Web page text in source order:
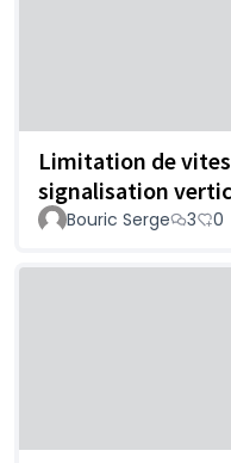
Limitation de
signalisation
Bouric Serge 3 0